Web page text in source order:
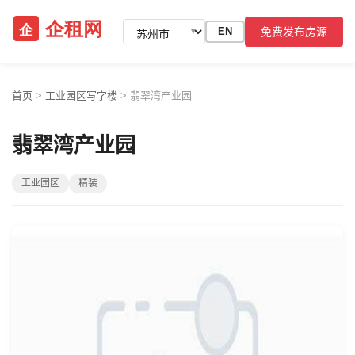
▼ EN 免费发布房源
首页 > 工业园区写字楼 > 翡翠湾产业园
翡翠湾产业园
工业园区 精装